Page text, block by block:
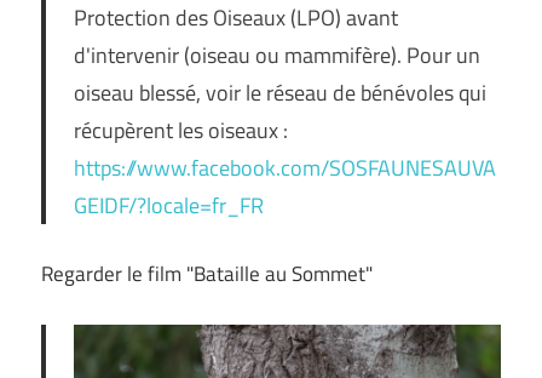
Protection des Oiseaux (LPO) avant
d'intervenir (oiseau ou mammifère). Pour un
oiseau blessé, voir le réseau de bénévoles qui
récupèrent les oiseaux :
https://www.facebook.com/SOSFAUNESAUVA
GEIDF/?locale=fr_FR
Regarder le film "Bataille au Sommet"